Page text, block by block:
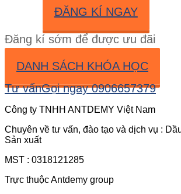
ĐĂNG KÍ NGAY
Đăng kí sớm để được ưu đãi
DANH SÁCH KHÓA HỌC
Tư vấnGọi ngay0906657379
Công ty TNHH ANTDEMY Việt Nam
Chuyên về tư vấn, đào tạo và dịch vụ :
Sản xuất
MST : 0318121285
Trực thuộc Antdemy group